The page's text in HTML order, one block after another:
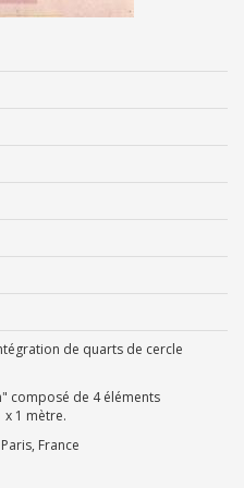
de quarts de cercle
composé de 4 éléments
x 1 mètre.
France